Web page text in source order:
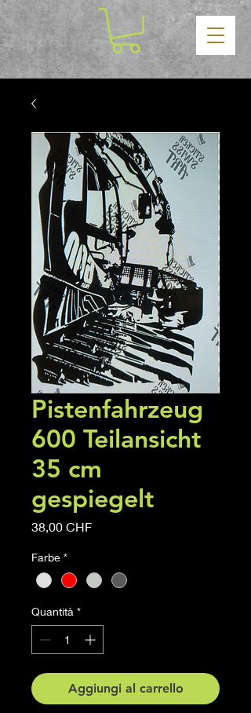
Pistenfahrzeug
600 Teilansicht
35 cm
gespiegelt
38,00 CHFPrezzo
Farbe *
Quantità *
Aggiungi al carrello